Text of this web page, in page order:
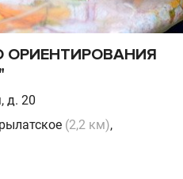
ОРИЕНТИРОВАНИЯ
д. 20
(2,2 км),